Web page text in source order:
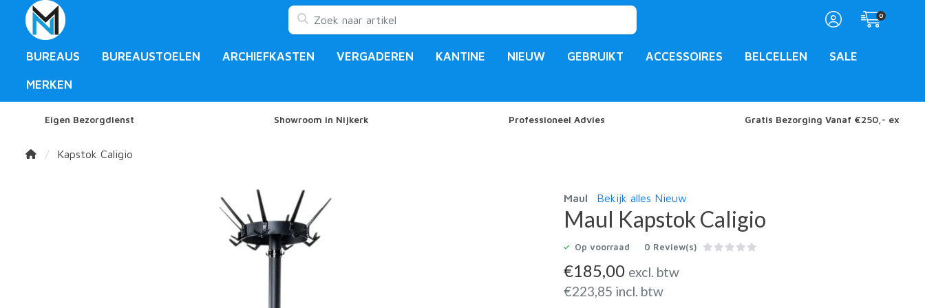
0
BUREAUS BUREAUSTOELEN ARCHIEFKASTEN VERGADEREN KANTINE NIEUW GEBRUIKT ACCESSOIRES BELCELLEN SALE
MERKEN
Eigen Bezorgdienst Showroom in Nijkerk Professioneel Advies Gratis Bezorging Vanaf €250,- ex
Kapstok Caligio
Maul Bekijk alles Nieuw
Maul Kapstok Caligio
Op voorraad 0 Review(s)
€185,00 excl. btw
€223,85 incl. btw